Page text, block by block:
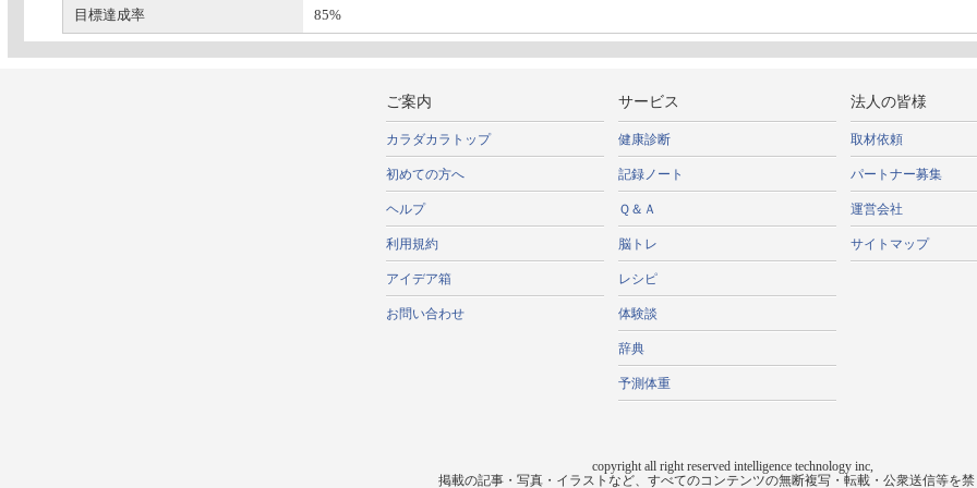
目標達成率 85%
ご案内
カラダカラトップ
初めての方へ
ヘルプ
利用規約
アイデア箱
お問い合わせ
サービス
健康診断
記録ノート
Ｑ＆Ａ
脳トレ
レシピ
体験談
辞典
予測体重
法人の皆様
取材依頼
パートナー募集
運営会社
サイトマップ
copyright all right reserved intelligence technology inc,
掲載の記事・写真・イラストなど、すべてのコンテンツの無断複写・転載・公衆送信等を